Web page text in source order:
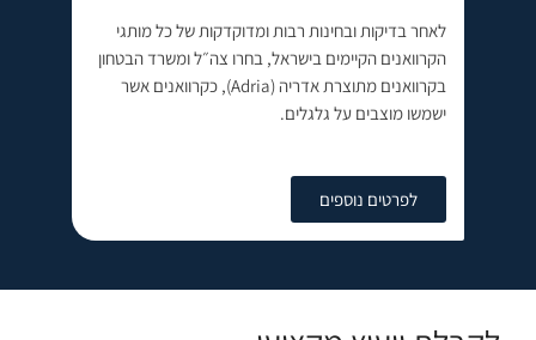
לאחר בדיקות ובחינות רבות ומדוקדקות של כל מותגי
הקרוואנים הקיימים בישראל, בחרו צה״ל ומשרד הבטחון
בקרוואנים מתוצרת אדריה (Adria), כקרוואנים אשר
ישמשו מוצבים על גלגלים.
לפרטים נוספים